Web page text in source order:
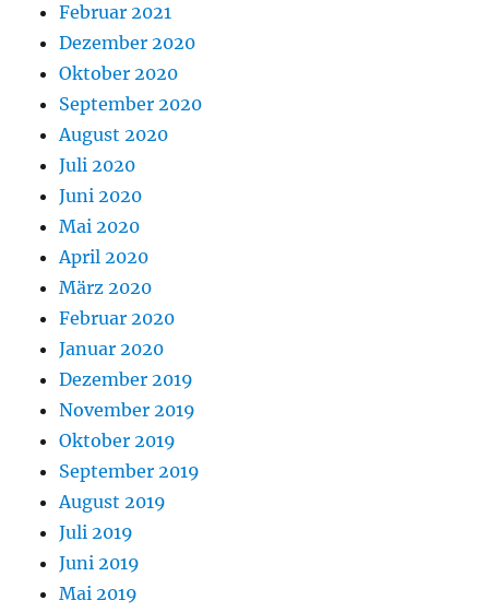
Februar 2021
Dezember 2020
Oktober 2020
September 2020
August 2020
Juli 2020
Juni 2020
Mai 2020
April 2020
März 2020
Februar 2020
Januar 2020
Dezember 2019
November 2019
Oktober 2019
September 2019
August 2019
Juli 2019
Juni 2019
Mai 2019